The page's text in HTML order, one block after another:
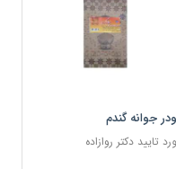
جوانه گندم
تایید دکتر روازاده